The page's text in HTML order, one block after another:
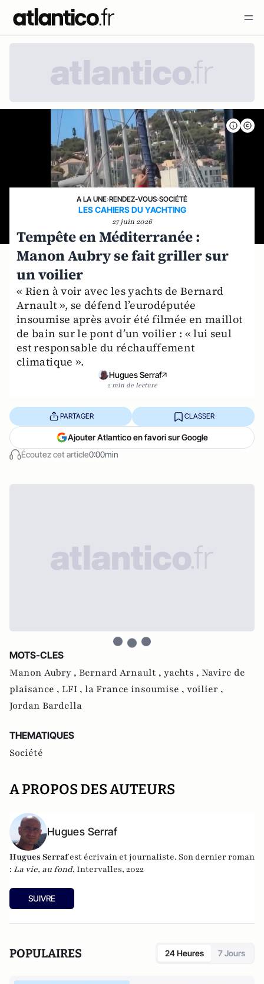
A LA UNE›RENDEZ-VOUS›SOCIÉTÉ
LES CAHIERS DU YACHTING
27 juin 2026
Tempête en Méditerranée :
Manon Aubry se fait griller sur
un voilier
« Rien à voir avec les yachts de Bernard
Arnault », se défend l’eurodéputée
insoumise après avoir été filmée en maillot
de bain sur le pont d’un voilier : « lui seul
est responsable du réchauffement
climatique ».
Hugues Serraf
2 min de lecture
Écoutez cet article0:00min
PARTAGER CLASSER
Ajouter Atlantico en favori sur Google
MOTS-CLES
Manon Aubry , Bernard Arnault , yachts , Navire de
plaisance , LFI , la France insoumise , voilier ,
Jordan Bardella
THEMATIQUES
Société
A PROPOS DES AUTEURS
Hugues Serraf
Hugues Serrafest écrivain et journaliste. Son dernier roman
: La vie, au fond, Intervalles, 2022
SUIVRE
POPULAIRES 24 Heures 7 Jours